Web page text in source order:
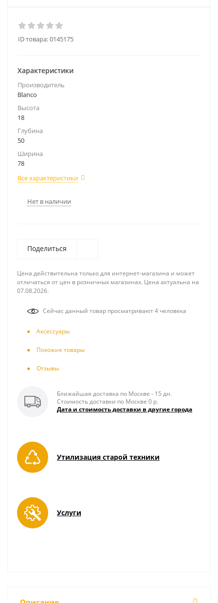
ID товара:0145175
Характеристики
Производитель
Blanco
Высота
18
Глубина
50
Ширина
78
Все характеристики
Нет в наличии
Поделиться
Цена действительна только для интернет-магазина и может
отличаться от цен в розничных магазинах. Цена актуальна на
07.08.2026.
Сейчас данный товар просматривают 4 человека
Аксесcуары
Похожие товары
Отзывы
Ближайшая доставка по Москве - 15 дн.
Стоимость доставки по Москве 0 р.
Дата и стоимость доставки в другие города
Утилизация старой техники
Услуги